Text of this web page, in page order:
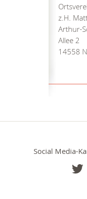
z.H.
Arthur-
Allee 2
14558
Social Media-